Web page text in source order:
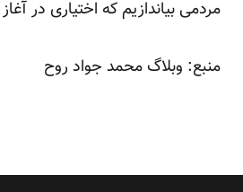
مردمی بیاندازیم که اختیاری در
منبع: وبلاگ محمد جواد روح